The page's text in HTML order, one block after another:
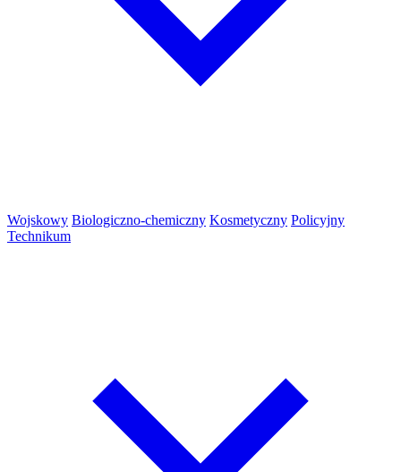
Wojskowy Biologiczno-chemiczny Kosmetyczny Policyjny
Technikum